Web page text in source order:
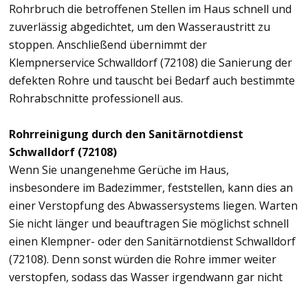
Rohrbruch die betroffenen Stellen im Haus schnell und
zuverlässig abgedichtet, um den Wasseraustritt zu
stoppen. Anschließend übernimmt der
Klempnerservice Schwalldorf (72108) die Sanierung der
defekten Rohre und tauscht bei Bedarf auch bestimmte
Rohrabschnitte professionell aus.
Rohrreinigung durch den Sanitärnotdienst
Schwalldorf (72108)
Wenn Sie unangenehme Gerüche im Haus,
insbesondere im Badezimmer, feststellen, kann dies an
einer Verstopfung des Abwassersystems liegen. Warten
Sie nicht länger und beauftragen Sie möglichst schnell
einen Klempner- oder den Sanitärnotdienst Schwalldorf
(72108). Denn sonst würden die Rohre immer weiter
verstopfen, sodass das Wasser irgendwann gar nicht